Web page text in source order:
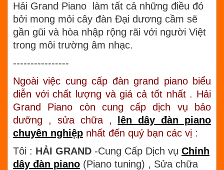
Hải Grand Piano làm tất cả những điều đó
bởi mong mỏi cây đàn Đại dương cầm sẽ
gần gũi và hòa nhập rộng rãi với người Việt
trong môi trường âm nhạc.
----------------
Ngoài việc cung cấp đàn grand piano biểu
diễn với chất lượng và giá cả tốt nhất . Hải
Grand Piano còn cung cấp dịch vụ bảo
dưỡng , sửa chữa ,
lên dây đàn piano
chuyên nghiệp nhất đến quý bạn các vị :
Tôi : HẢI GRAND -Cung Cấp Dịch vụ Chỉnh
dây đàn piano (Piano tuning) , Sửa chữa